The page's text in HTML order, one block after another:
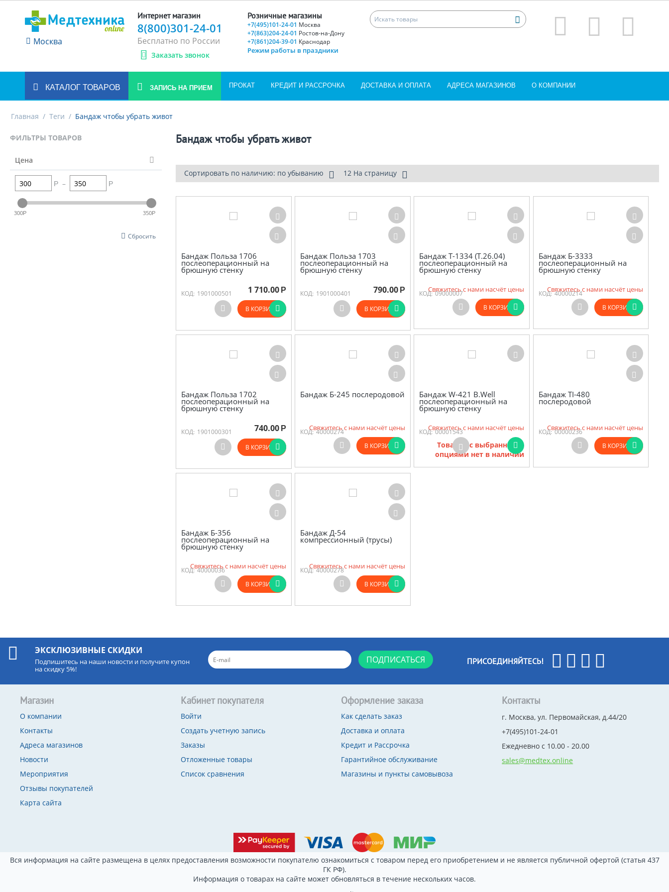
Москва
Интернет магазин
8(800)301-24-01
Бесплатно по России
Заказать звонок
Розничные магазины
+7(495)101-24-01 Москва
+7(863)204-24-01 Ростов-на-Дону
+7(861)204-39-01 Краснодар
Режим работы в праздники
КАТАЛОГ ТОВАРОВ ЗАПИСЬ НА ПРИЕМ ПРОКАТ КРЕДИТ И РАССРОЧКА ДОСТАВКА И ОПЛАТА АДРЕСА МАГАЗИНОВ О КОМПАНИИ
Главная / Теги / Бандаж чтобы убрать живот
ФИЛЬТРЫ ТОВАРОВ
Цена
Р – Р
300Р 350Р
Сбросить
Бандаж чтобы убрать живот
Сортировать по наличию: по убыванию 12 На страницу
Бандаж Польза 1706
послеоперационный на
брюшную стенку
КОД: 1901000501 1 710.00 Р
В КОРЗИНУ
Бандаж Польза 1703
послеоперационный на
брюшную стенку
КОД: 1901000401 790.00 Р
В КОРЗИНУ
Бандаж Т-1334 (Т.26.04)
послеоперационный на
брюшную стенку
КОД: 09000007
Свяжитесь с нами насчёт цены
В КОРЗИНУ
Бандаж Б-3333
послеоперационный на
брюшную стенку
КОД: 40000214
Свяжитесь с нами насчёт цены
В КОРЗИНУ
Бандаж Польза 1702
послеоперационный на
брюшную стенку
КОД: 1901000301 740.00 Р
В КОРЗИНУ
Бандаж Б-245 послеродовой
КОД: 40000274
Свяжитесь с нами насчёт цены
В КОРЗИНУ
Бандаж W-421 B.Well
послеоперационный на
брюшную стенку
КОД: 00001543
Свяжитесь с нами насчёт цены
Товаров с выбранными
опциями нет в наличии
Бандаж TI-480
послеродовой
КОД: 00000236
Свяжитесь с нами насчёт цены
В КОРЗИНУ
Бандаж Б-356
послеоперационный на
брюшную стенку
КОД: 40000036
Свяжитесь с нами насчёт цены
В КОРЗИНУ
Бандаж Д-54
компрессионный (трусы)
КОД: 40000278
Свяжитесь с нами насчёт цены
В КОРЗИНУ
ЭКСКЛЮЗИВНЫЕ СКИДКИ
Подпишитесь на наши новости и получите купон
на скидку 5%!
ПОДПИСАТЬСЯ ПРИСОЕДИНЯЙТЕСЬ!
Магазин
О компании
Контакты
Адреса магазинов
Новости
Мероприятия
Отзывы покупателей
Карта сайта
Кабинет покупателя
Войти
Создать учетную запись
Заказы
Отложенные товары
Список сравнения
Оформление заказа
Как сделать заказ
Доставка и оплата
Кредит и Рассрочка
Гарантийное обслуживание
Магазины и пункты самовывоза
Контакты
г. Москва, ул. Первомайская, д.44/20
+7(495)101-24-01
Ежедневно с 10.00 - 20.00
sales@medtex.online
Вся информация на сайте размещена в целях предоставления возможности покупателю ознакомиться с товаром перед его приобретением и не является публичной офертой (статья 437
ГК РФ).
Информация о товарах на сайте может обновляться в течение нескольких часов.